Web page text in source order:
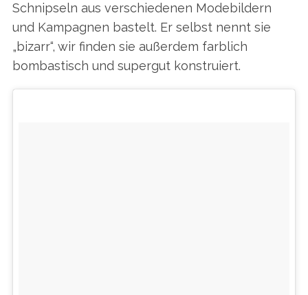
Schnipseln aus verschiedenen Modebildern
und Kampagnen bastelt. Er selbst nennt sie
„bizarr“, wir finden sie außerdem farblich
bombastisch und supergut konstruiert.